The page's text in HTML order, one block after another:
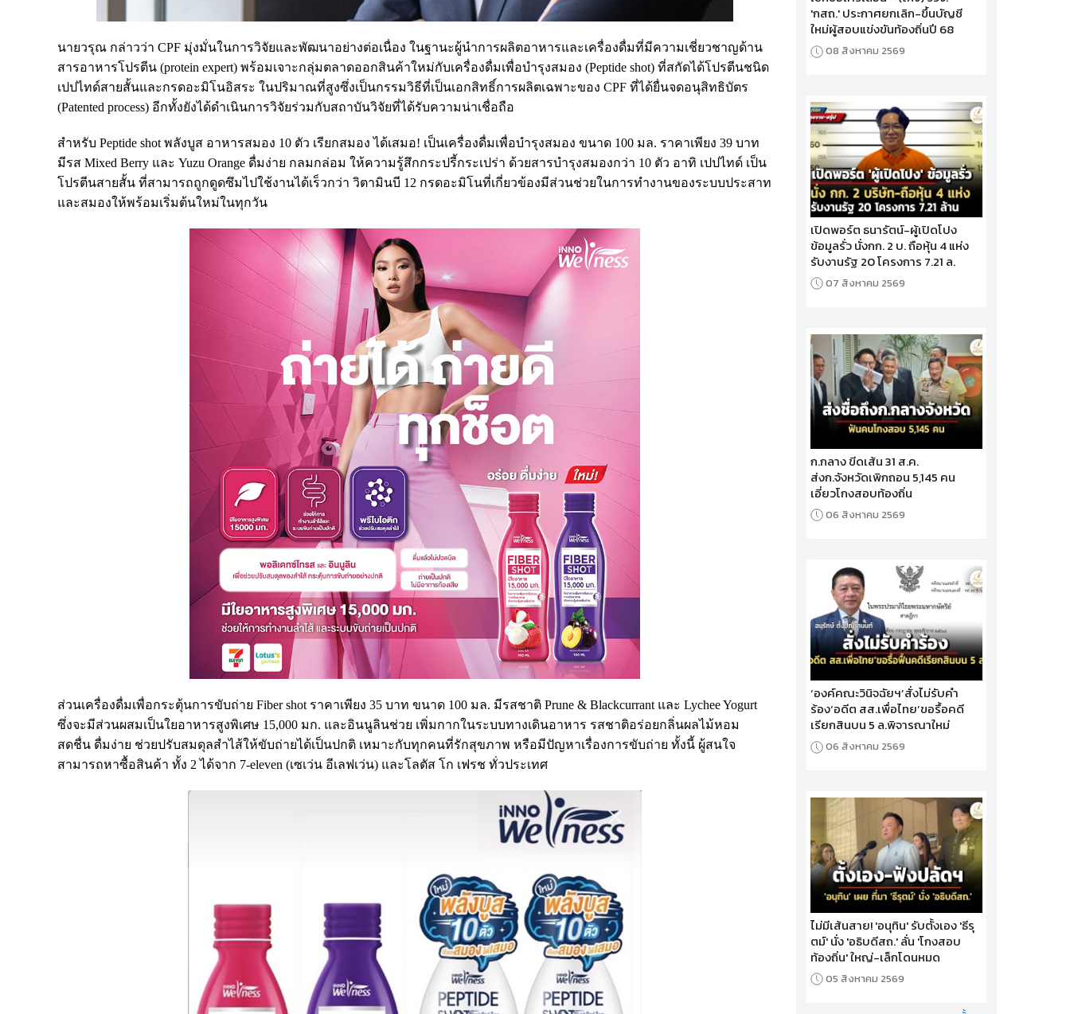
นายวรุณ กล่าวว่า CPF มุ่งมั่นในการวิจัยและพัฒนาอย่างต่อเนื่อง ในฐานะผู้นำการผลิตอาหารและเครื่องดื่มที่มีความเชี่ยวชาญด้าน
สารอาหารโปรตีน (protein expert) พร้อมเจาะกลุ่มตลาดออกสินค้าใหม่กับเครื่องดื่มเพื่อบำรุงสมอง (Peptide shot) ที่สกัดได้โปรตีนชนิด
เปปไทด์สายสั้นและกรดอะมิโนอิสระ ในปริมาณที่สูงซึ่งเป็นกรรมวิธีที่เป็นเอกสิทธิ์การผลิตเฉพาะของ CPF ที่ได้ยื่นจดอนุสิทธิบัตร
(Patented process) อีกทั้งยังได้ดำเนินการวิจัยร่วมกับสถาบันวิจัยที่ได้รับความน่าเชื่อถือ
สำหรับ Peptide shot พลังบูส อาหารสมอง 10 ตัว เรียกสมอง ได้เสมอ! เป็นเครื่องดื่มเพื่อบำรุงสมอง ขนาด 100 มล. ราคาเพียง 39 บาท
มีรส Mixed Berry และ Yuzu Orange ดื่มง่าย กลมกล่อม ให้ความรู้สึกกระปรี้กระเปร่า ด้วยสารบำรุงสมองกว่า 10 ตัว อาทิ เปปไทด์ เป็น
โปรตีนสายสั้น ที่สามารถถูกดูดซึมไปใช้งานได้เร็วกว่า วิตามินบี 12 กรดอะมิโนที่เกี่ยวข้องมีส่วนช่วยในการทำงานของระบบประสาท
และสมองให้พร้อมเริ่มต้นใหม่ในทุกวัน
ส่วนเครื่องดื่มเพื่อกระตุ้นการขับถ่าย Fiber shot ราคาเพียง 35 บาท ขนาด 100 มล. มีรสชาติ Prune & Blackcurrant และ Lychee Yogurt
ซึ่งจะมีส่วนผสมเป็นใยอาหารสูงพิเศษ 15,000 มก. และอินนูลินช่วย เพิ่มกากในระบบทางเดินอาหาร รสชาติอร่อยกลิ่นผลไม้หอม
สดชื่น ดื่มง่าย ช่วยปรับสมดุลสำไส้ให้ขับถ่ายได้เป็นปกติ เหมาะกับทุกคนที่รักสุขภาพ หรือมีปัญหาเรื่องการขับถ่าย ทั้งนี้ ผู้สนใจ
สามารถหาซื้อสินค้า ทั้ง 2 ได้จาก 7-eleven (เซเว่น อีเลฟเว่น) และโลตัส โก เฟรช ทั่วประเทศ
'กสถ.' ประกาศยกเลิก-ขึ้นบัญชี
ใหม่ผู้สอบแข่งขันท้องถิ่นปี 68
08 สิงหาคม 2569
เปิดพอร์ต ธนารัตน์-ผู้เปิดโปง
ข้อมูลรั่ว นั่งกก. 2 บ. ถือหุ้น 4 แห่ง
รับงานรัฐ 20 โครงการ 7.21 ล.
07 สิงหาคม 2569
ก.กลาง ขีดเส้น 31 ส.ค.
ส่งก.จังหวัดเพิกถอน 5,145 คน
เอี่ยวโกงสอบท้องถิ่น
06 สิงหาคม 2569
‘องค์คณะวินิจฉัยฯ’สั่งไม่รับคำ
ร้อง‘อดีต สส.เพื่อไทย’ขอรื้อคดี
เรียกสินบน 5 ล.พิจารณาใหม่
06 สิงหาคม 2569
ไม่มีเส้นสาย! 'อนุทิน' รับตั้งเอง 'ธีรุ
ตม์' นั่ง 'อธิบดีสถ.' ลั่น 'โกงสอบ
ท้องถิ่น' ใหญ่-เล็กโดนหมด
05 สิงหาคม 2569